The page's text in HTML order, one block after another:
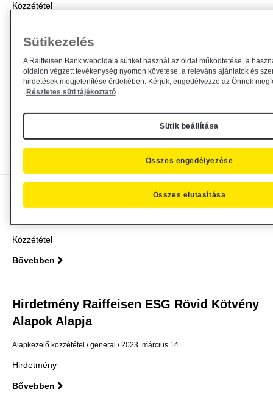
Közzététel
Módosul kettő, a Raiffeisen Befektetési
Alapkezelő Zrt....
Alapkezelő közzététel 2023. június 16.
Bővebben
Hirdetmény nyilvántartásba vételről
Közzététel
Bővebben
Hirdetmény Raiffeisen ESG Rövid Kötvény
Alapok Alapja
Alapkezelő közzététel general 2023. március 14.
Hirdetmény
Bővebben
Sütikezelés
A Raiffeisen Bank weboldala sütiket használ az oldal működtetése, a
oldalon végzett tevékenység nyomon követése, a releváns ajánlatok és
hirdetések megjelenítése érdekében. Kérjük, engedélyezze az Önnek
Részletes süti tájékoztató
Sütik beállítása
Összes elutasítása
Összes engedélyezése